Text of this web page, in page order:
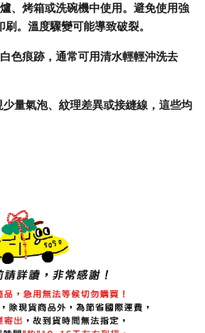
、烤箱或洗碗機中使用。避免使用強
。溫度驟變可能導致破裂。
色痕跡，通常可用清水輕輕沖洗去
少量氣泡、紋理差異或接縫線，這些均